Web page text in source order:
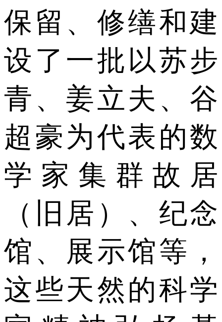
保留、修缮和建
设了一批以苏步
青、姜立夫、谷
超豪为代表的数
学家集群故居
（旧居）、纪念
馆、展示馆等，
这些天然的科学